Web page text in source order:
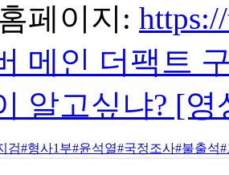
페이지:
메인 더팩트
알고싶냐? [
검#형사1부#윤석열#국정조사#불출석